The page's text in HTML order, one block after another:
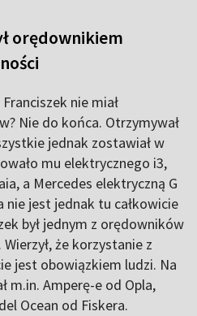
orędownikiem
nie miał
Nie do końca. Otrzymywał
jednak zostawiał w
mu elektrycznego i3,
a Mercedes elektryczną G
nie jest jednak tu całkowicie
był jednym z orędowników
że korzystanie z
jest obowiązkiem ludzi. Na
m.in. Amperę-e od Opla,
Ocean od Fiskera.